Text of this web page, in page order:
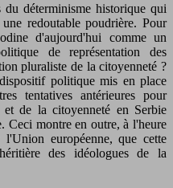
déterminisme historique qui
redoutable poudrière. Pour
d'aujourd'hui comme un
de représentation des
pluraliste de la citoyenneté ?
politique mis en place
tentatives antérieures pour
de la citoyenneté en Serbie
Ceci montre en outre, à l'heure
européenne, que cette
des idéologues de la